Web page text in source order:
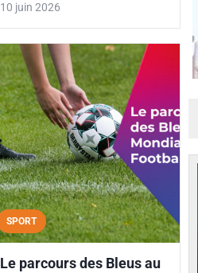
10 juin 2026
SPORT
Le parcours des Bleus au